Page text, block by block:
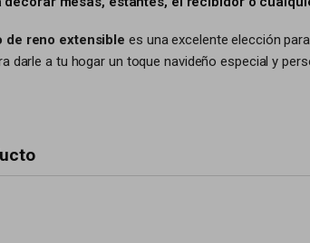
de reno extensible es una excelente elección
darle a tu hogar un toque navideño especial y